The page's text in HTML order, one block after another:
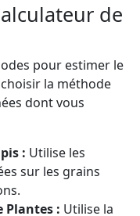
de
pour estimer le
la méthode
dont vous
: Utilise les
sur les grains
Plantes : Utilise la